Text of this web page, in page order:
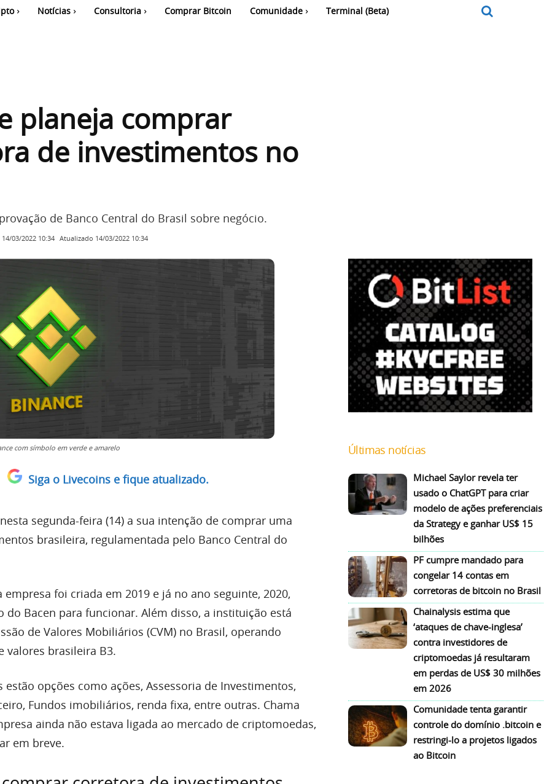
Notícias Consultoria Comprar Bitcoin Comunidade Terminal (Beta)
planeja comprar
de investimentos no
de Banco Central do Brasil sobre negócio.
14/03/2022 10:34 Atualizado 14/03/2022 10:34
com símbolo em verde e amarelo
Siga o Livecoins e fique atualizado.
segunda-feira (14) a sua intenção de comprar uma
brasileira, regulamentada pelo Banco Central do
empresa foi criada em 2019 e já no ano seguinte, 2020,
do Bacen para funcionar. Além disso, a instituição está
de Valores Mobiliários (CVM) no Brasil, operando
valores brasileira B3.
estão opções como ações, Assessoria de Investimentos,
Fundos imobiliários, renda fixa, entre outras. Chama
ainda não estava ligada ao mercado de criptomoedas,
em breve.
Últimas notícias
Michael Saylor revela ter
usado o ChatGPT para criar
modelo de ações preferenciais
da Strategy e ganhar US$ 15
bilhões
PF cumpre mandado para
congelar 14 contas em
corretoras de bitcoin no Brasil
Chainalysis estima que
‘ataques de chave-inglesa’
contra investidores de
criptomoedas já resultaram
em perdas de US$ 30 milhões
em 2026
Comunidade tenta garantir
controle do domínio .bitcoin e
restringi-lo a projetos ligados
ao Bitcoin